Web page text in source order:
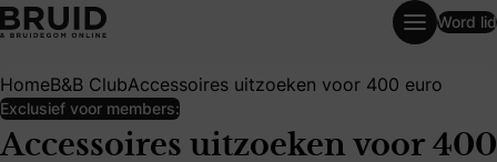
Word lid
HomeB&B ClubAccessoires uitzoeken voor 400 euro
Exclusief voor members:
Accessoires uitzoeken voor 400